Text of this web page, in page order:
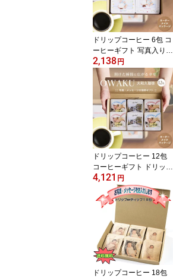
ドリップコーヒー 6包 コ
ーヒーギフト 写真入り
ドリップコーヒー おしゃ
れ ギフト 誕生日 敬老の
日 コーヒー ギフト 高級
珈琲 写真入り メッセー
ジ 誕生日 赤ちゃん 孫 子
供 プチギフト ギフト コ
ーヒー プレゼント 大和
久珈琲 送料無料
2,138円
ドリップコーヒー 12包
コーヒーギフト ドリップ
コーヒー おしゃれ ギフ
ト 誕生日 敬老の日 コー
ヒー ギフト 高級 珈琲 敬
老の日 写真入り メッセ
ージ 贈答 誕生日 赤ちゃ
ん 孫 子供 父の日 母の日
プチギフト ギフト コー
ヒー プレゼント 大和久
珈琲 送料無料
4,121 円
ドリップコーヒー 18包